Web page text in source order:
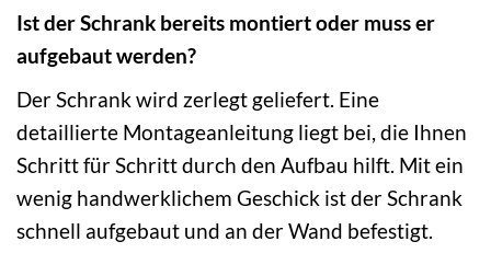
Ist der Schrank bereits montiert oder muss er
aufgebaut werden?
Der Schrank wird zerlegt geliefert. Eine
detaillierte Montageanleitung liegt bei, die Ihnen
Schritt für Schritt durch den Aufbau hilft. Mit ein
wenig handwerklichem Geschick ist der Schrank
schnell aufgebaut und an der Wand befestigt.